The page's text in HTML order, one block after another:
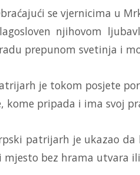
se vjernicima u
njihovom
prepunom svetinja i
je tokom posjete
kome pripada i ima svoj
patrijarh je ukazao
mjesto bez hrama utvara